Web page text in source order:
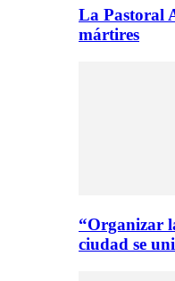
La Pastoral
mártires
“Organizar
ciudad se